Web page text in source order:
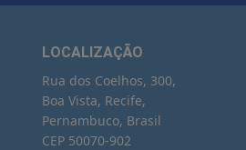
LOCALIZAÇÃO
Rua dos Coelhos, 300,
Boa Vista, Recife,
Pernambuco, Brasil
CEP 50070-902